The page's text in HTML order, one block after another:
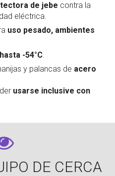
de jebe contra la
eléctrica.
uso pesado, ambientes
hasta -54°C.
y palancas de acero
usarse inclusive con
DE CERCA